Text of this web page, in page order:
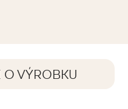
VÝROBKU